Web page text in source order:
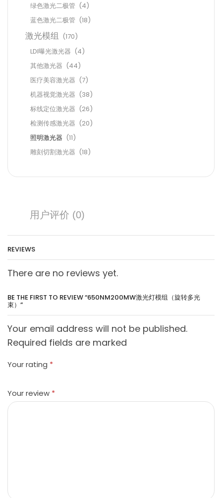
绿色激光二极管 (4)
蓝色激光二极管 (18)
激光模组 (170)
LDI曝光激光器 (4)
其他激光器 (44)
医疗美容激光器 (7)
机器视觉激光器 (38)
标线定位激光器 (26)
检测传感激光器 (20)
照明激光器 (11)
雕刻切割激光器 (18)
用户评价 (0)
REVIEWS
There are no reviews yet.
BE THE FIRST TO REVIEW “650NM200MW激光灯模组（旋转多光
束）”
Your email address will not be published.
Required fields are marked
Your rating *
Your review *